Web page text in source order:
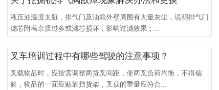
液压油温度太脏，排气门及油箱外壁周围有大量灰尘，说明排气门
滤芯附着杂质过多或滤芯损坏，影响过滤效果；...
叉车培训过程中有哪些驾驶的注意事项？
叉载物品时，应按需调整两货叉间距，使两叉负荷均衡，不得偏
斜，物品的一面应贴靠挡货架，叉载的重量应符合...